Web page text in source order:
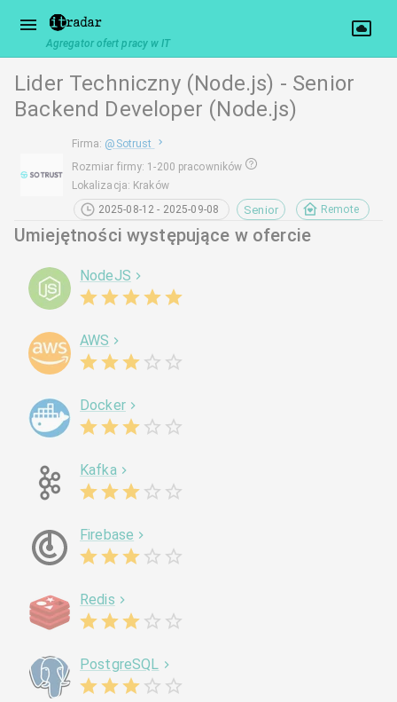
Agregator ofert pracy w IT
Lider Techniczny (Node.js) - Senior
Backend Developer (Node.js)
Firma: @ Sotrust
Rozmiar firmy: 1-200 pracowników
Lokalizacja: Kraków
2025-08-12 - 2025-09-08
Senior Remote
Umiejętności występujące w ofercie
NodeJS
AWS
Docker
Kafka
Firebase
Redis
PostgreSQL